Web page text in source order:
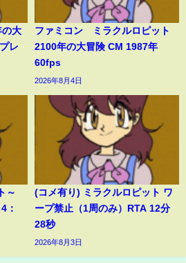
の大
レ
ファミコン ミラクルロピット
2100年の大冒険 CM 1987年
60fps
2026年8月4日
～
：
(コメ有り) ミラクルロピット ワ
ープ禁止（1周のみ）RTA 12分
28秒
2026年8月3日